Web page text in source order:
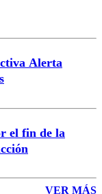
Alerta
el fin de la
VER MÁS